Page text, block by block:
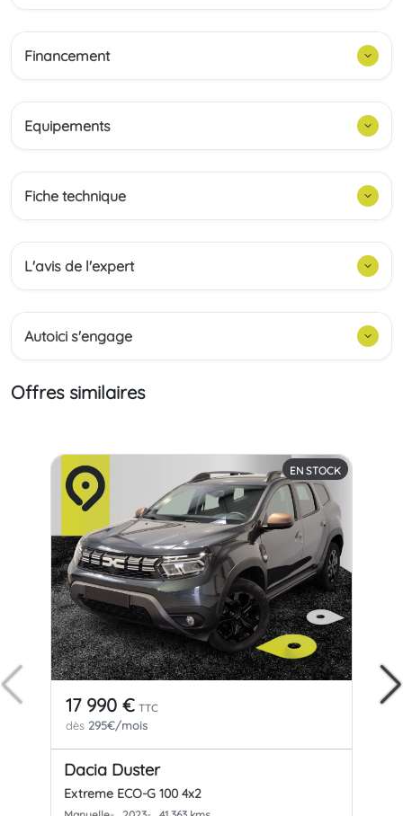
Financement
Equipements
Fiche technique
L'avis de l'expert
Autoici s'engage
Offres similaires
EN STOCK
17 990 € TTC
dès 295€/mois
Dacia Duster
Extreme ECO-G 100 4x2